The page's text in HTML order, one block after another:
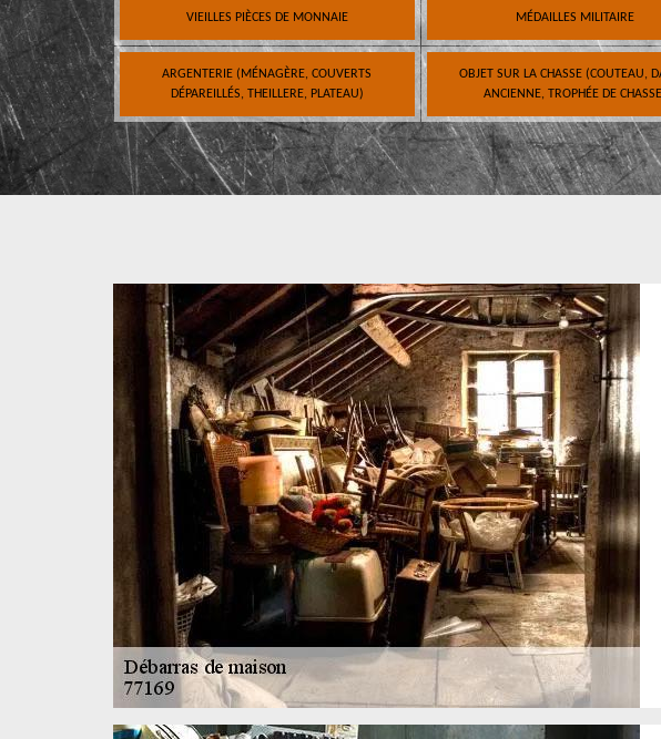
VIEILLES PIÈCES DE MONNAIE MÉDAILLES MILITAIRE
ARGENTERIE (MÉNAGÈRE, COUVERTS
DÉPAREILLÉS, THEILLERE, PLATEAU)
OBJET SUR LA CHASSE (COUTEAU,
ANCIENNE, TROPHÉE DE